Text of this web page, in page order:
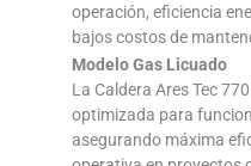
operación, eficiencia
bajos costos de
Modelo Gas Licuado
La Caldera Ares Tec
optimizada para
asegurando máxima